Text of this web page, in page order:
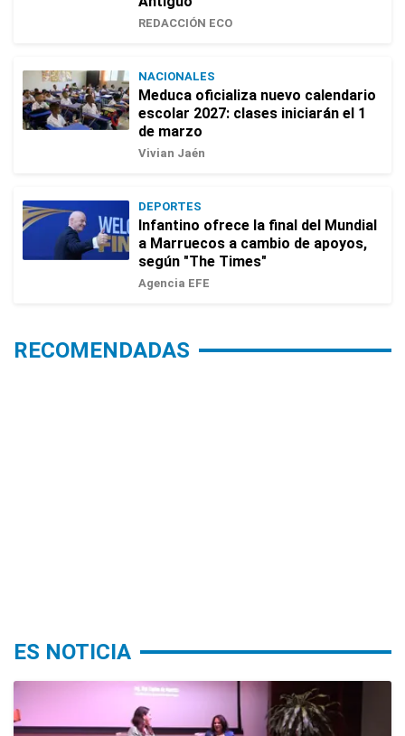
REDACCIÓN ECO
NACIONALES
Meduca oficializa nuevo calendario
escolar 2027: clases iniciarán el 1
de marzo
Vivian Jaén
DEPORTES
Infantino ofrece la final del Mundial
a Marruecos a cambio de apoyos,
según "The Times"
Agencia EFE
RECOMENDADAS
ES NOTICIA